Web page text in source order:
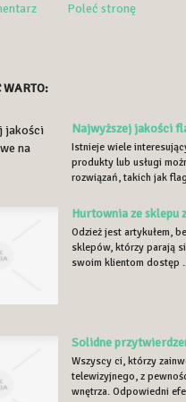
Poleć stronę
WARTO:
Najwyższej jakości
Istnieje wiele
produkty lub usługi
rozwiązań, takich jak
Hurtownia ze sklepu
Odzież jest artykułem,
sklepów, którzy parają
swoim klientom dostęp
Solidne
Wszyscy ci, którzy
telewizyjnego, z
wnętrza. Odpowiedni